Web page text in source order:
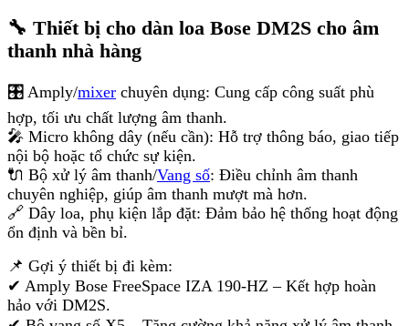
🔧 Thiết bị cho dàn loa Bose DM2S cho âm
thanh nhà hàng
🎛 Amply/mixer chuyên dụng: Cung cấp công suất phù
hợp, tối ưu chất lượng âm thanh.
🎤 Micro không dây (nếu cần): Hỗ trợ thông báo, giao tiếp
nội bộ hoặc tổ chức sự kiện.
🔌 Bộ xử lý âm thanh/Vang số: Điều chỉnh âm thanh
chuyên nghiệp, giúp âm thanh mượt mà hơn.
🔗 Dây loa, phụ kiện lắp đặt: Đảm bảo hệ thống hoạt động
ổn định và bền bỉ.
📌 Gợi ý thiết bị đi kèm:
✔ Amply Bose FreeSpace IZA 190-HZ – Kết hợp hoàn
hảo với DM2S.